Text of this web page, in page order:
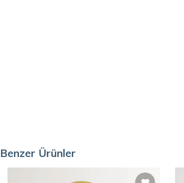
Benzer Ürünler